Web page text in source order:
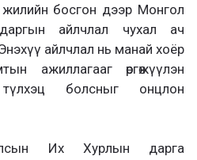
босгон дээр Монгол
айлчлал чухал ач
айлчлал нь манай хоёр
ажиллагааг өргөжүүлэн
болсныг онцлон
Их Хурлын дарга